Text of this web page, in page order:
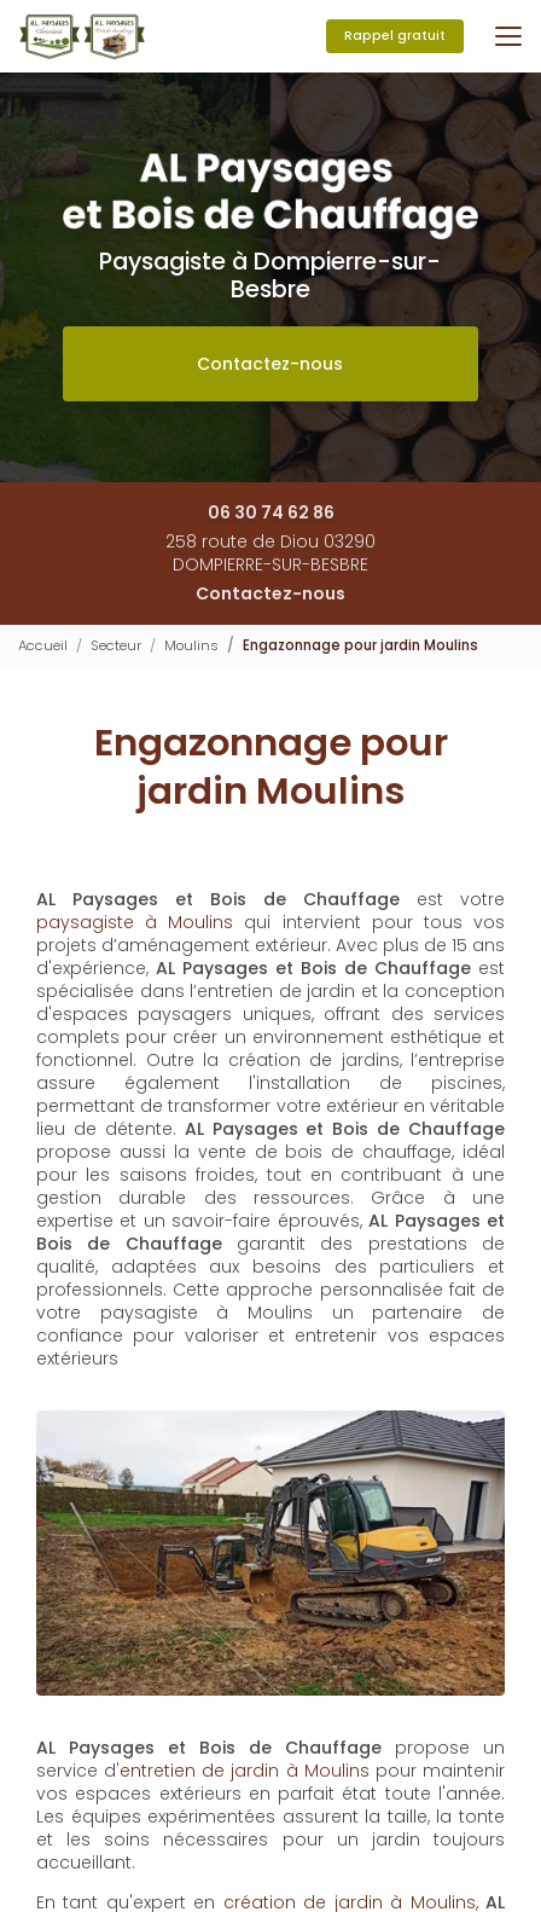
Aller
au
contenu
principal
Rappel gratuit
Paysagiste à Dompierre-sur-
Besbre
Contactez-nous
06 30 74 62 86
258 route de Diou 03290
DOMPIERRE-SUR-BESBRE
Contactez-nous
Accueil Secteur Moulins Engazonnage pour jardin Moulins
Engazonnage pour
jardin Moulins
AL Paysages et Bois de Chauffage est votre
paysagiste à Moulins qui intervient pour tous vos
projets d’aménagement extérieur. Avec plus de 15 ans
d'expérience, AL Paysages et Bois de Chauffage est
spécialisée dans l’entretien de jardin et la conception
d'espaces paysagers uniques, offrant des services
complets pour créer un environnement esthétique et
fonctionnel. Outre la création de jardins, l’entreprise
assure également l'installation de piscines,
permettant de transformer votre extérieur en véritable
lieu de détente. AL Paysages et Bois de Chauffage
propose aussi la vente de bois de chauffage, idéal
pour les saisons froides, tout en contribuant à une
gestion durable des ressources. Grâce à une
expertise et un savoir-faire éprouvés,AL Paysages et
Bois de Chauffagegarantit des prestations de
qualité, adaptées aux besoins des particuliers et
professionnels. Cette approche personnalisée fait de
votre paysagiste à Moulins un partenaire de
confiance pour valoriser et entretenir vos espaces
extérieurs
AL Paysages et Bois de Chauffagepropose un
service d'entretien de jardin à Moulinspour maintenir
vos espaces extérieurs en parfait état toute l'année.
Les équipes expérimentées assurent la taille, la tonte
et les soins nécessaires pour un jardin toujours
accueillant.
En tant qu'expert encréation de jardin à Moulins,AL
Paysages et Bois de Chauffageconçoit des
aménagements sur mesure adaptés aux envies et
et les espaces de détente.
AL Paysages et Bois de Chauffagepropose
également dubois de chauffage à Moulins pour
répondre aux besoins en chauffage de manière
écologique. Ce bois de qualité, issu de sources